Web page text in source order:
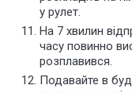
у рулет.
На 7 хвилин
часу повинно
розплавився.
Подавайте в